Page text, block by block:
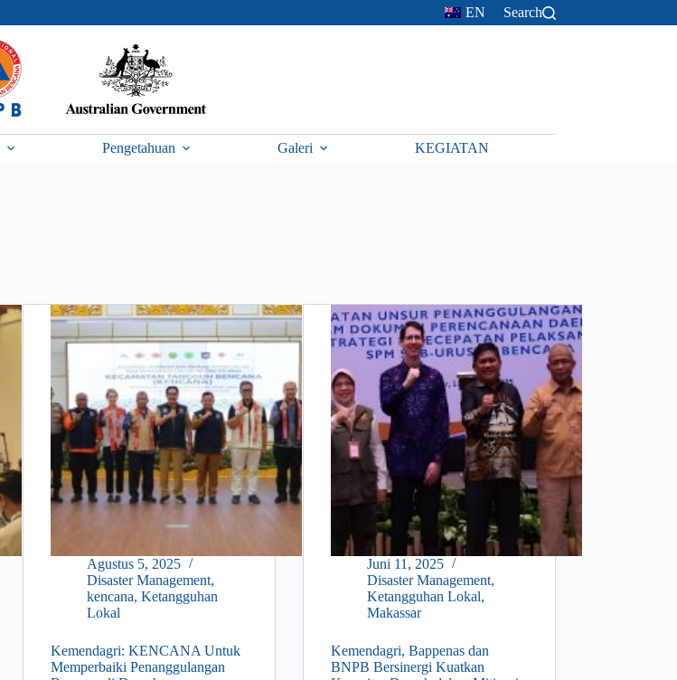
EN Search
Pengetahuan Galeri KEGIATAN
Agustus 5, 2025
Disaster Management,
kencana, Ketangguhan
Lokal
Kemendagri: KENCANA Untuk
Memperbaiki Penanggulangan
Juni 11, 2025
Disaster Management,
Ketangguhan Lokal,
Makassar
Kemendagri, Bappenas dan
BNPB Bersinergi Kuatkan